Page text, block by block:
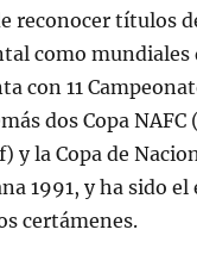
reconocer títulos
como mundiales
con 11
dos Copa NAFC
y la Copa de
1991, y ha sido el
certámenes.